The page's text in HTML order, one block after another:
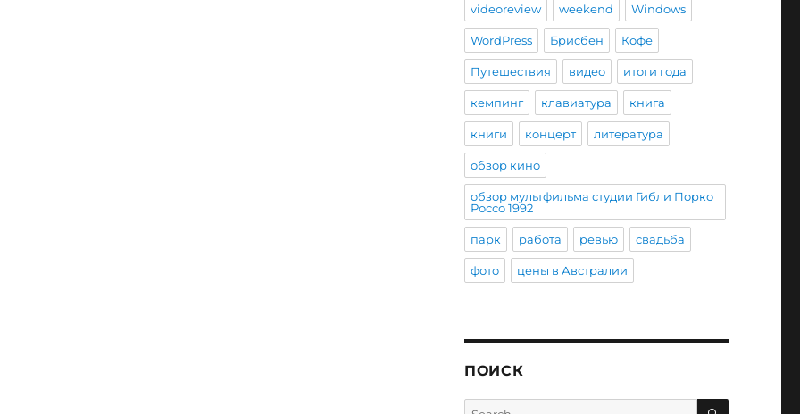
videoreview weekend Windows
WordPress Брисбен Кофе
Путешествия видео итоги года
кемпинг клавиатура книга
книги концерт литература
обзор кино
обзор мультфильма студии Гибли Порко
Россо 1992
парк работа ревью свадьба
фото цены в Австралии
ПОИСК
Search SEARCH